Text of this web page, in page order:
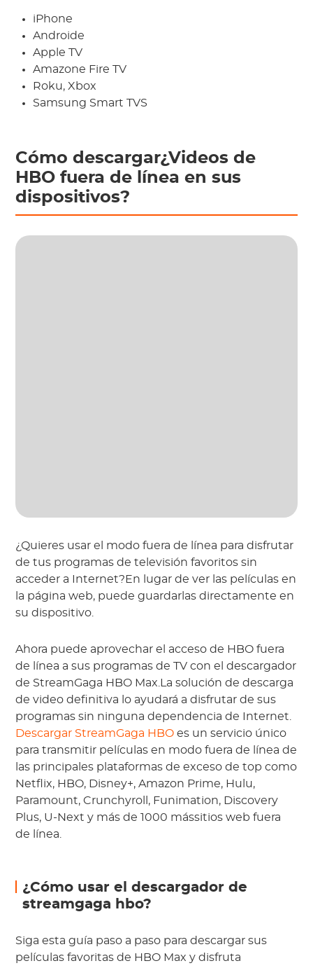
iPhone
Androide
Apple TV
Amazone Fire TV
Roku, Xbox
Samsung Smart TVS
Cómo descargar¿Videos de
HBO fuera de línea en sus
dispositivos?
¿Quieres usar el modo fuera de línea para disfrutar
de tus programas de televisión favoritos sin
acceder a Internet?En lugar de ver las películas en
la página web, puede guardarlas directamente en
su dispositivo.
Ahora puede aprovechar el acceso de HBO fuera
de línea a sus programas de TV con el descargador
de StreamGaga HBO Max.La solución de descarga
de video definitiva lo ayudará a disfrutar de sus
programas sin ninguna dependencia de Internet.
Descargar StreamGaga HBOes un servicio único
para transmitir películas en modo fuera de línea de
las principales plataformas de exceso de top como
Netflix, HBO, Disney+, Amazon Prime, Hulu,
Paramount, Crunchyroll, Funimation, Discovery
Plus, U-Next y más de 1000 mássitios web fuera
de línea.
¿Cómo usar el descargador de
streamgaga hbo?
Siga esta guía paso a paso para descargar sus
películas favoritas de HBO Max y disfruta